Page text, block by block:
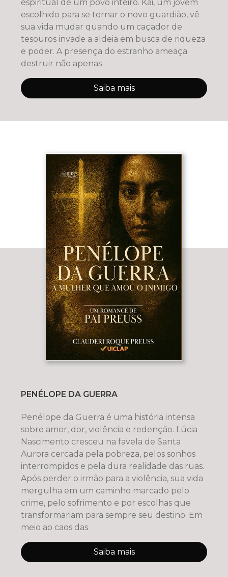
espiritual de um povo inteiro. Kai, um jovem
escolhido para se tornar o novo guardião, vê
sua vida mudar quando um caçador de
tesouros invade a aldeia em busca de riqueza
e poder. A presença do estranho ameaça
destruir não apenas
Saiba mais
PENÉLOPE DA GUERRA
Penélope da Guerra é uma história intensa
sobre amor, dor, violência e redenção. Lúcia
Nascimento cresceu na favela de Santa
Aurora cercada pela pobreza, pelos sonhos
interrompidos e pela dura realidade das ruas.
Após perder o irmão para a violência, sua vida
mergulha em um caminho marcado pelo
crime, pelo sofrimento e por escolhas que
transformariam para sempre seu destino. Em
meio ao caos das
Saiba mais